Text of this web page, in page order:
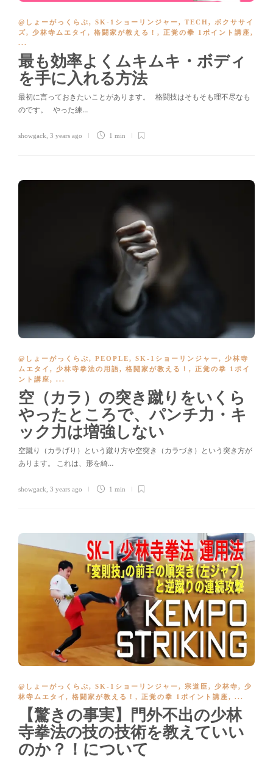
@しょーがっくらぶ, SK-1ショーリンジャー, TECH, ボクササイ
ズ, 少林寺ムエタイ , 格闘家が教える！ , 正覚の拳 1ポイント講座,
...
最も効率よくムキムキ・ボディ
を手に入れる方法
最初に言っておきたいことがあります。 格闘技はそもそも理不尽なも
のです。 やった練…
showgack 3 years ago 1 min
@しょーがっくらぶ, PEOPLE, SK-1ショーリンジャー, 少林寺
ムエタイ , 少林寺拳法の用語, 格闘家が教える！ , 正覚の拳 1ポイ
ント講座, ...
空（カラ）の突き蹴りをいくら
やったところで、パンチ力・キ
ック力は増強しない
空蹴り（カラげり）という蹴り方や空突き（カラづき）という突き方が
あります。 これは、形を綺…
showgack 3 years ago 1 min
@しょーがっくらぶ, SK-1ショーリンジャー, 宗道臣, 少林寺, 少
林寺ムエタイ , 格闘家が教える！ , 正覚の拳 1ポイント講座, ...
【驚きの事実】門外不出の少林
寺拳法の技の技術を教えていい
のか？！について